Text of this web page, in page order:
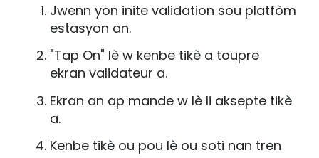
Jwenn yon inite validation sou platfòm
estasyon an.
"Tap On" lè w kenbe tikè a toupre
ekran validateur a.
Ekran an ap mande w lè li aksepte tikè
a.
Kenbe tikè ou pou lè ou soti nan tren